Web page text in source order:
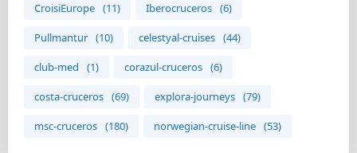
CroisiEurope (11) Iberocruceros (6)
Pullmantur (10) celestyal-cruises (44)
club-med (1) corazul-cruceros (6)
costa-cruceros (69) explora-journeys (79)
msc-cruceros (180) norwegian-cruise-line (53)